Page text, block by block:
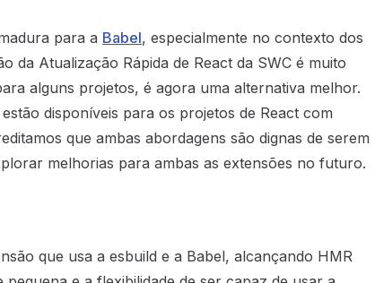
para a Babel, especialmente no contexto dos
da Atualização Rápida de React da SWC é muito
alguns projetos, é agora uma alternativa melhor.
disponíveis para os projetos de React com
que ambas abordagens são dignas de serem
melhorias para ambas as extensões no futuro.
que usa a esbuild e a Babel, alcançando HMR